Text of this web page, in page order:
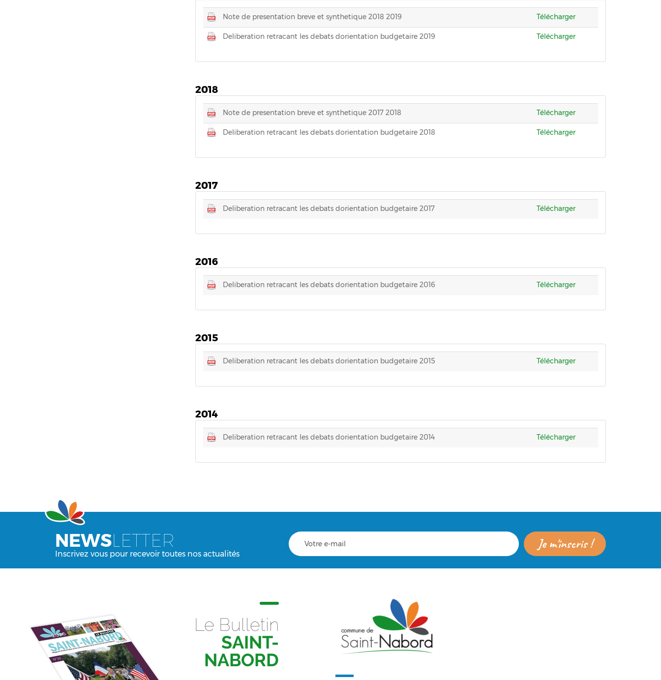
Note de presentation breve et synthetique 2018 2019 Télécharger
Deliberation retracant les debats dorientation budgetaire 2019 Télécharger
2018
Note de presentation breve et synthetique 2017 2018 Télécharger
Deliberation retracant les debats dorientation budgetaire 2018 Télécharger
2017
Deliberation retracant les debats dorientation budgetaire 2017 Télécharger
2016
Deliberation retracant les debats dorientation budgetaire 2016 Télécharger
2015
Deliberation retracant les debats dorientation budgetaire 2015 Télécharger
2014
Deliberation retracant les debats dorientation budgetaire 2014 Télécharger
NEWSLETTER
Inscrivez vous pour recevoir toutes nos actualités
Le Bulletin
SAINT-
NABORD